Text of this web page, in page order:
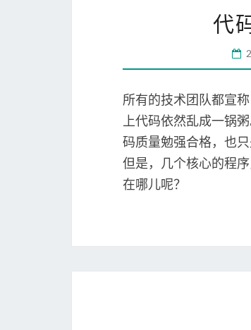
代
所有的技术团队都宣
上代码依然乱成一锅
码质量勉强合格，也
但是，几个核心的程
在哪儿呢？